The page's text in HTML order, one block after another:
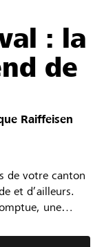
: la
de
Raiffeisen
de votre canton
et d’ailleurs.
une
littérature